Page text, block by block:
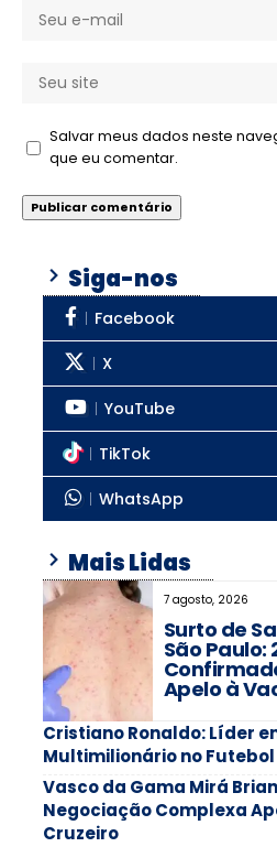
Salvar meus dados neste
que eu comentar.
Siga-nos
Facebook
X
YouTube
TikTok
WhatsApp
Mais Lidas
7 agosto, 2026
Surto de
São Paulo:
Apelo à
Cristiano Ronaldo: Líder
Multimilionário no
Vasco da Gama Mirá
Negociação Complexa
Cruzeiro